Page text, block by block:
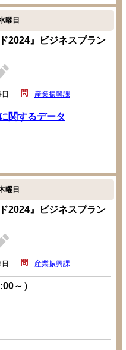
曜日
2024』ビジネスプラン
産業振興課
関するデータ
曜日
2024』ビジネスプラン
産業振興課
～）